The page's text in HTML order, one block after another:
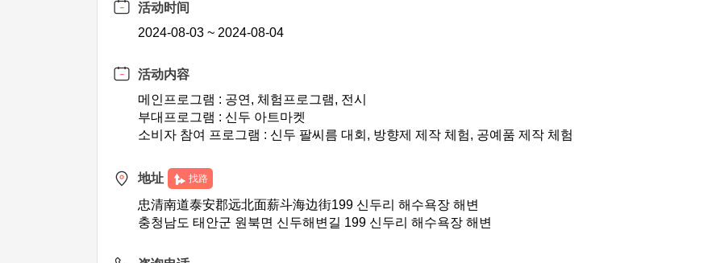
活动时间
2024-08-03 ~ 2024-08-04
活动内容
메인프로그램 : 공연, 체험프로그램, 전시
부대프로그램 : 신두 아트마켓
소비자 참여 프로그램 : 신두 팔씨름 대회, 방향제 제작 체험, 공예품 제작 체험
地址 找路
忠清南道泰安郡远北面薪斗海边街199 신두리 해수욕장 해변
충청남도 태안군 원북면 신두해변길 199 신두리 해수욕장 해변